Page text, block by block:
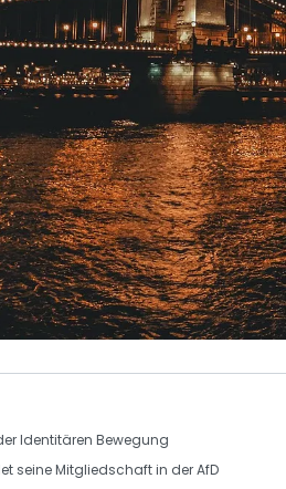
Identitären Bewegung
seineMitgliedschaftin derAfD